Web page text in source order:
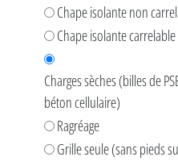
Chape isolante non
Chape isolante carrelable
Charges sèches (billes de
béton cellulaire)
Ragréage
Grille seule (sans pieds